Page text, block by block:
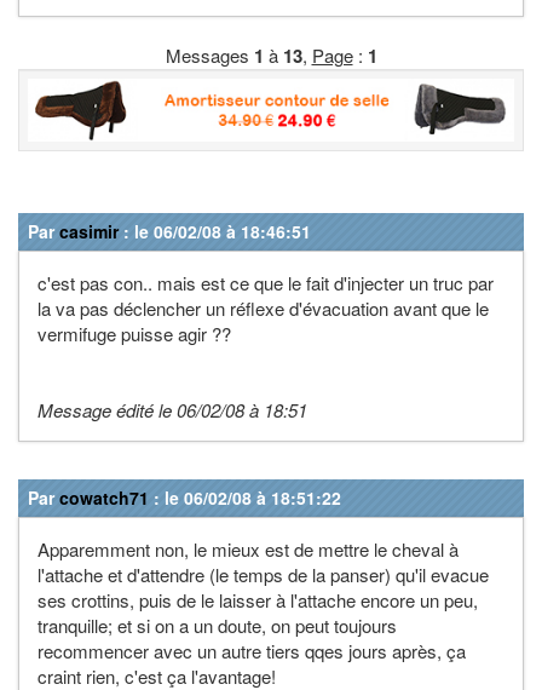
Messages 1 à 13, Page: 1
Parcasimir: le 06/02/08 à 18:46:51
c'est pas con.. mais est ce que le fait d'injecter un truc par
la va pas déclencher un réflexe d'évacuation avant que le
vermifuge puisse agir ??
Message édité le 06/02/08 à 18:51
Parcowatch71 : le 06/02/08 à 18:51:22
Apparemment non, le mieux est de mettre le cheval à
l'attache et d'attendre (le temps de la panser) qu'il evacue
ses crottins, puis de le laisser à l'attache encore un peu,
tranquille; et si on a un doute, on peut toujours
recommencer avec un autre tiers qqes jours après, ça
craint rien, c'est ça l'avantage!